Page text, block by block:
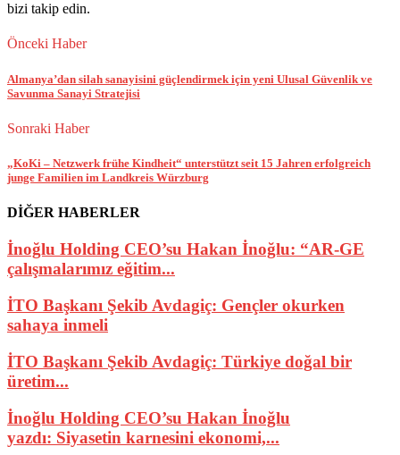
bizi takip edin.
Önceki Haber
Almanya’dan silah sanayisini güçlendirmek için yeni Ulusal Güvenlik ve
Savunma Sanayi Stratejisi
Sonraki Haber
„KoKi – Netzwerk frühe Kindheit“ unterstützt seit 15 Jahren erfolgreich
junge Familien im Landkreis Würzburg
DİĞER HABERLER
İnoğlu Holding CEO’su Hakan İnoğlu: “AR-GE
çalışmalarımız eğitim...
İTO Başkanı Şekib Avdagiç: Gençler okurken
sahaya inmeli
İTO Başkanı Şekib Avdagiç: Türkiye doğal bir
üretim...
İnoğlu Holding CEO’su Hakan İnoğlu
yazdı: Siyasetin karnesini ekonomi,...